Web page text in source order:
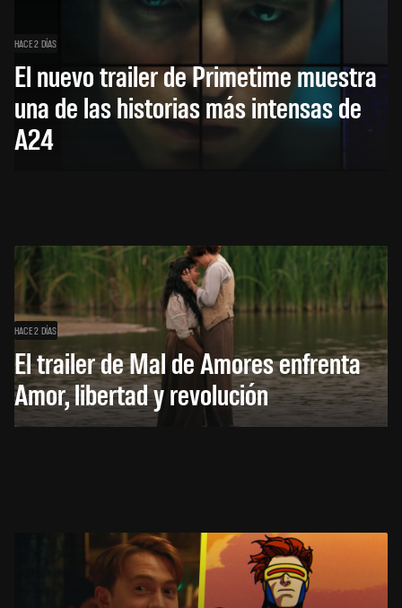
HACE 2 DÍAS
El nuevo trailer de Primetime muestra
una de las historias más intensas de
A24
HACE 2 DÍAS
El trailer de Mal de Amores enfrenta
Amor, libertad y revolución